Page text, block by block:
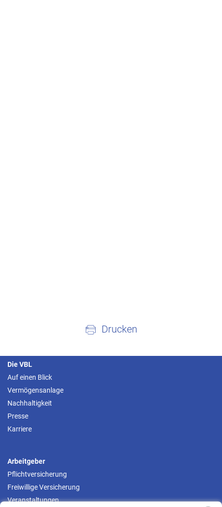
Drucken
Die VBL
Auf einen Blick
Vermögensanlage
Nachhaltigkeit
Presse
Karriere
Arbeitgeber
Pflichtversicherung
Freiwillige Versicherung
Veranstaltungen